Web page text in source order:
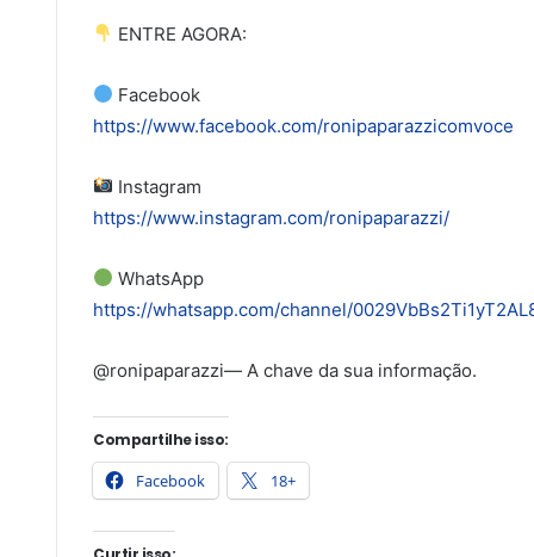
ENTRE AGORA:
Facebook
https://www.facebook.com/ronipaparazzicomvoce
Instagram
https://www.instagram.com/ronipaparazzi/
WhatsApp
https://whatsapp.com/channel/
@ronipaparazzi— A chave da sua informação.
Compartilhe isso:
Facebook 18+